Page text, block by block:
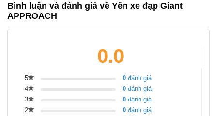
Bình luận và đánh giá về Yên xe đạp Giant
APPROACH
0.0
5 0 đánh giá
4
0 đánh giá
3
0 đánh giá
2
0 đánh giá